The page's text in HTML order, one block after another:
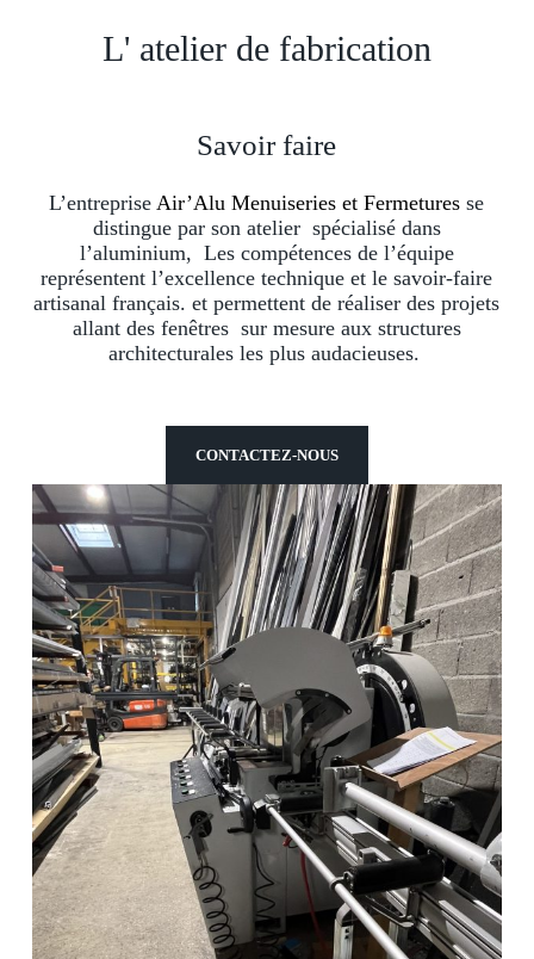
L' atelier de fabrication
Savoir faire
L’entrepriseAir’Alu Menuiseries et Fermetures se
distingue par son atelier spécialisé dans
l’aluminium, Les compétences de l’équipe
représentent l’excellence technique et le savoir-faire
artisanal français. et permettent de réaliser des projets
allant des fenêtres sur mesure aux structures
architecturales les plus audacieuses.
CONTACTEZ-NOUS